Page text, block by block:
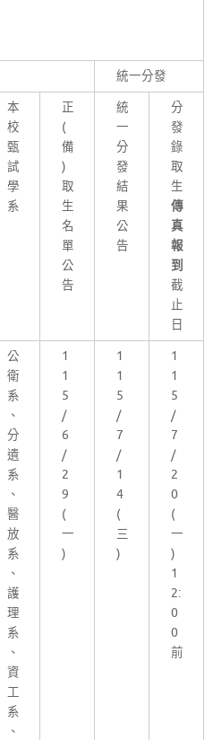
統一分發
本
校
甄
試
學
系
正
(
備
)
取
生
名
單
公
告
統
一
分
發
結
果
公
告
分
發
錄
取
生
傳
真
報
到
截
止
日
公
衛
系
、
分
遺
系
、
醫
放
系
、
護
理
系
、
資
工
系
、
1
1
5
/
6
/
2
9
(
一
)
1
1
5
/
7
/
1
4
(
三
)
1
1
5
/
7
/
2
0
(
一
)
1
2:
0
0
前